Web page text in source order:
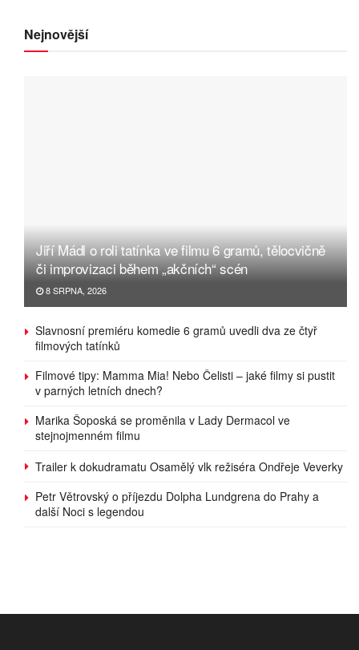
Nejnovější
Jiří Mádl o roli tatínka ve filmu 6 gramů, tělocvičně
či improvizaci během „akčních“ scén
8 SRPNA, 2026
Slavnosní premiéru komedie 6 gramů uvedli dva ze čtyř
filmových tatínků
Filmové tipy: Mamma Mia! Nebo Čelisti – jaké filmy si pustit
v parných letních dnech?
Marika Šoposká se proměnila v Lady Dermacol ve
stejnojmenném filmu
Trailer k dokudramatu Osamělý vlk režiséra Ondřeje Veverky
Petr Větrovský o příjezdu Dolpha Lundgrena do Prahy a
další Noci s legendou